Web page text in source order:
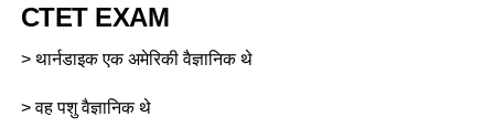
CTET EXAM
> थार्नडाइक एक अमेरिकी वैज्ञानिक थे
> वह पशु वैज्ञानिक थे